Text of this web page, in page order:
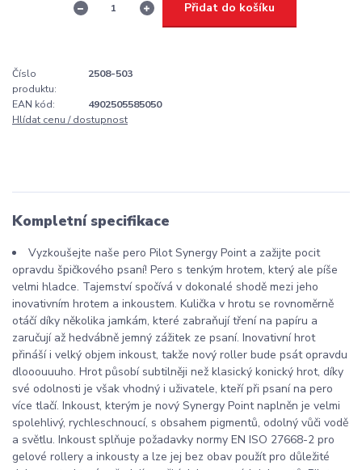
Přidat do košíku
Číslo
produktu:
2508-503
EAN kód:
4902505585050
Hlídat cenu / dostupnost
Kompletní specifikace
Vyzkoušejte naše pero Pilot Synergy Point a zažijte pocit
opravdu špičkového psaní! Pero s tenkým hrotem, který ale píše
velmi hladce. Tajemství spočívá v dokonalé shodě mezi jeho
inovativním hrotem a inkoustem. Kulička v hrotu se rovnoměrně
otáčí díky několika jamkám, které zabraňují tření na papíru a
zaručují až hedvábně jemný zážitek ze psaní. Inovativní hrot
přináší i velký objem inkoust, takže nový roller bude psát opravdu
dlooouuuho. Hrot působí subtilněji než klasický konický hrot, díky
své odolnosti je však vhodný i uživatele, kteří při psaní na pero
více tlačí. Inkoust, kterým je nový Synergy Point naplněn je velmi
spolehlivý, rychleschnoucí, s obsahem pigmentů, odolný vůči vodě
a světlu. Inkoust splňuje požadavky normy EN ISO 27668-2 pro
gelové rollery a inkousty a lze jej bez obav použít pro důležité